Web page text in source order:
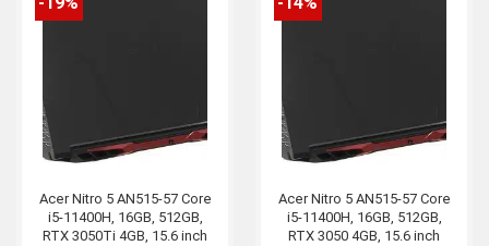
Acer Nitro 5 AN515-57 Core
i5-11400H, 16GB, 512GB,
RTX 3050Ti 4GB, 15.6 inch
Acer Nitro 5 AN515-57 Core
i5-11400H, 16GB, 512GB,
RTX 3050 4GB, 15.6 inch